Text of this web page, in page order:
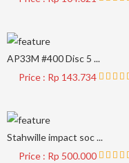
AP33M #400 Disc 5 ...
Price : Rp 143.734
Stahwille impact soc ...
Price : Rp 500.000